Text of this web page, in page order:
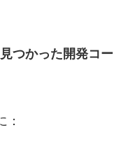
つかった開発コー